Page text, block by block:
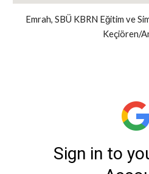
Emrah, SBÜ KBRN Eğitim ve
Keçiören/